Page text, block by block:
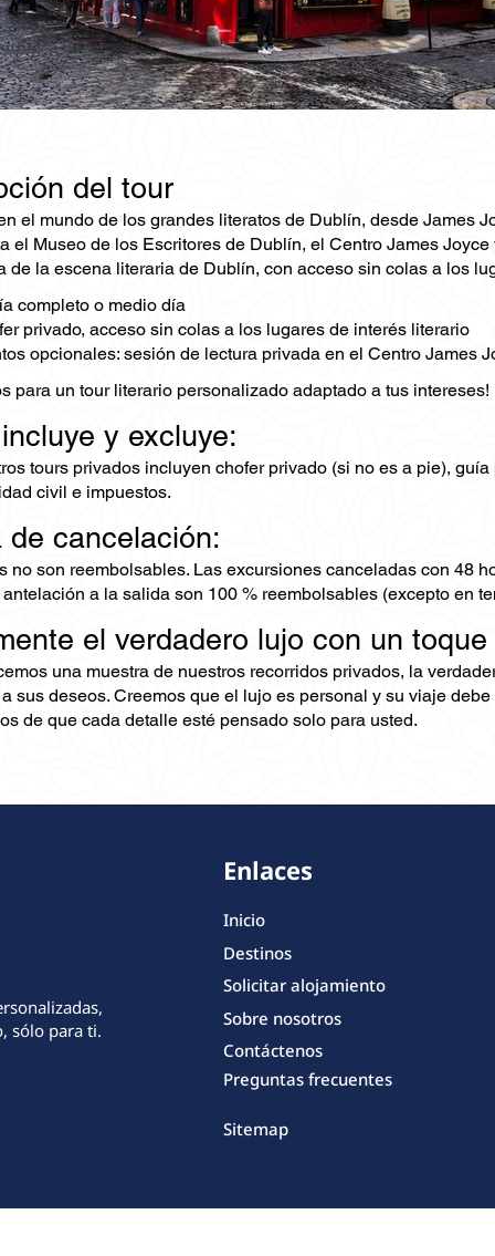
del tour
el mundo de los grandes literatos de Dublín, desde James
el Museo de los Escritores de Dublín, el Centro James
de la escena literaria de Dublín, con acceso sin colas a los
completo o medio día
privado, acceso sin colas a los lugares de interés literario
opcionales: sesión de lectura privada en el Centro James
para un tour literario personalizado adaptado a tus intereses!
y excluye:
tours privados incluyen chofer privado (si no es a pie),
civil e impuestos.
de cancelación:
no son reembolsables. Las excursiones canceladas con 48
a la salida son 100 % reembolsables (excepto en
el verdadero lujo con un
una muestra de nuestros recorridos privados, la
sus deseos. Creemos que el lujo es personal y su viaje
de que cada detalle esté pensado solo para usted.
sólo para ti.
Enlaces
Inicio
Destinos
Solicitar alojamiento
Sobre nosotros
Contáctenos
Preguntas frecuentes
Sitemap